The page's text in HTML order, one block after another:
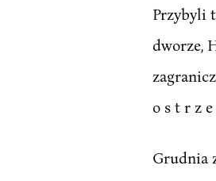
Przybyli
dworze,
o s t r z
Grudnia